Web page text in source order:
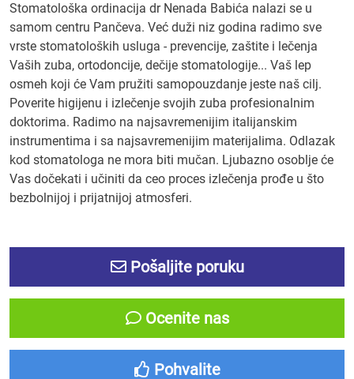
Stomatološka ordinacija dr Nenada Babića nalazi se u
samom centru Pančeva. Već duži niz godina radimo sve
vrste stomatoloških usluga - prevencije, zaštite i lečenja
Vaših zuba, ortodoncije, dečije stomatologije... Vaš lep
osmeh koji će Vam pružiti samopouzdanje jeste naš cilj.
Poverite higijenu i izlečenje svojih zuba profesionalnim
doktorima. Radimo na najsavremenijim italijanskim
instrumentima i sa najsavremenijim materijalima. Odlazak
kod stomatologa ne mora biti mučan. Ljubazno osoblje će
Vas dočekati i učiniti da ceo proces izlečenja prođe u što
bezbolnijoj i prijatnijoj atmosferi.
Pošaljite poruku
Ocenite nas
Pohvalite